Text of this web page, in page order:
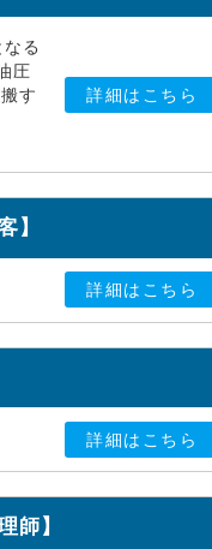
る
圧
す
詳細はこちら
】
詳細はこちら
詳細はこちら
師】